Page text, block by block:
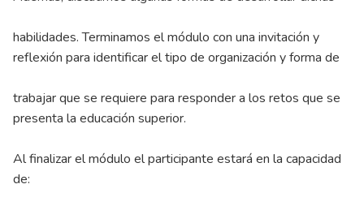
habilidades. Terminamos el módulo con una invitación y
reflexión para identificar el tipo de organización y forma de
trabajar que se requiere para responder a los retos que se
presenta la educación superior.
Al finalizar el módulo el participante estará en la capacidad
de: